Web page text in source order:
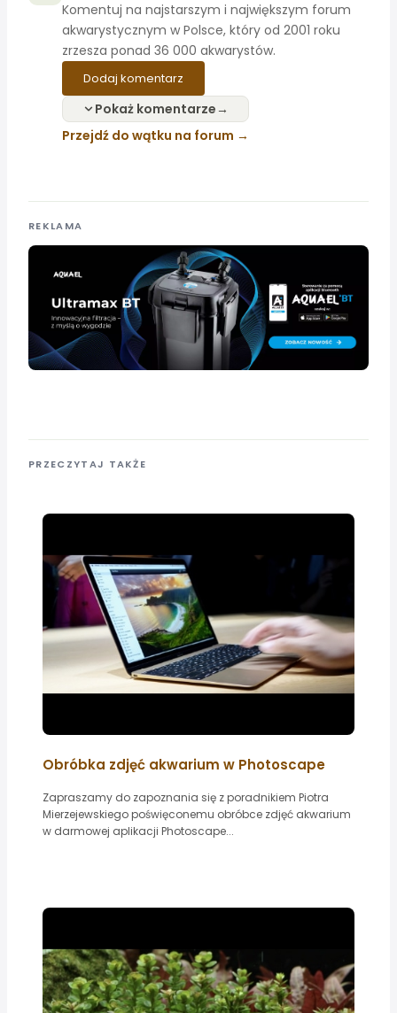
Komentuj na najstarszym i największym forum
akwarystycznym w Polsce, który od 2001 roku
zrzesza ponad 36 000 akwarystów.
Dodaj komentarz
Pokaż komentarze
Przejdź do wątku na forum
REKLAMA
PRZECZYTAJ TAKŻE
Obróbka zdjęć akwarium w Photoscape
Zapraszamy do zapoznania się z poradnikiem Piotra
Mierzejewskiego poświęconemu obróbce zdjęć akwarium
w darmowej aplikacji Photoscape...